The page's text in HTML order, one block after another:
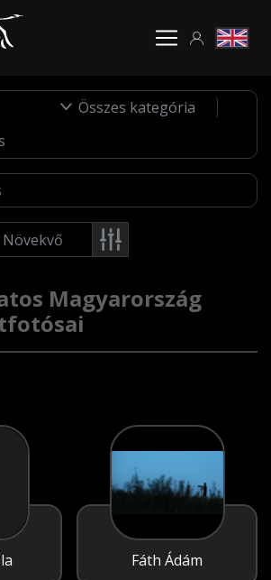
Összes kategória
Magyarország
Fáth Ádám